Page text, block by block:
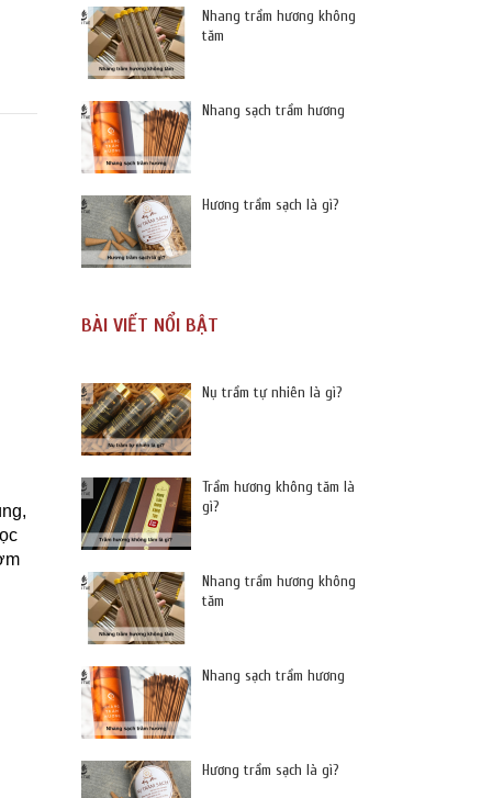
Nhang trầm hương không
tăm
Nhang sạch trầm hương
Hương trầm sạch là gì?
BÀI VIẾT NỔI BẬT
Nụ trầm tự nhiên là gì?
Trầm hương không tăm là
gì?
Nhang trầm hương không
tăm
Nhang sạch trầm hương
Hương trầm sạch là gì?